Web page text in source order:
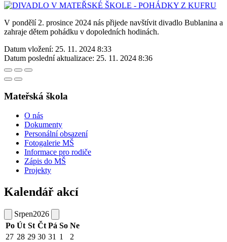
V pondělí 2. prosince 2024 nás přijede navštívit divadlo Bublanina a
zahraje dětem pohádku v dopoledních hodinách.
Datum vložení: 25. 11. 2024 8:33
Datum poslední aktualizace: 25. 11. 2024 8:36
Mateřská škola
O nás
Dokumenty
Personální obsazení
Fotogalerie MŠ
Informace pro rodiče
Zápis do MŠ
Projekty
Kalendář akcí
Srpen2026
Po Út St Čt Pá So Ne
27 28 29 30 31 1
2